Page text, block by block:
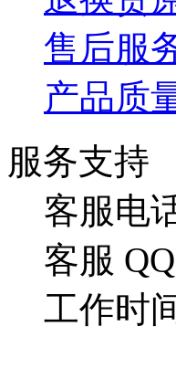
售后服
产品质
服务支持
客服电
客服
工作时
（